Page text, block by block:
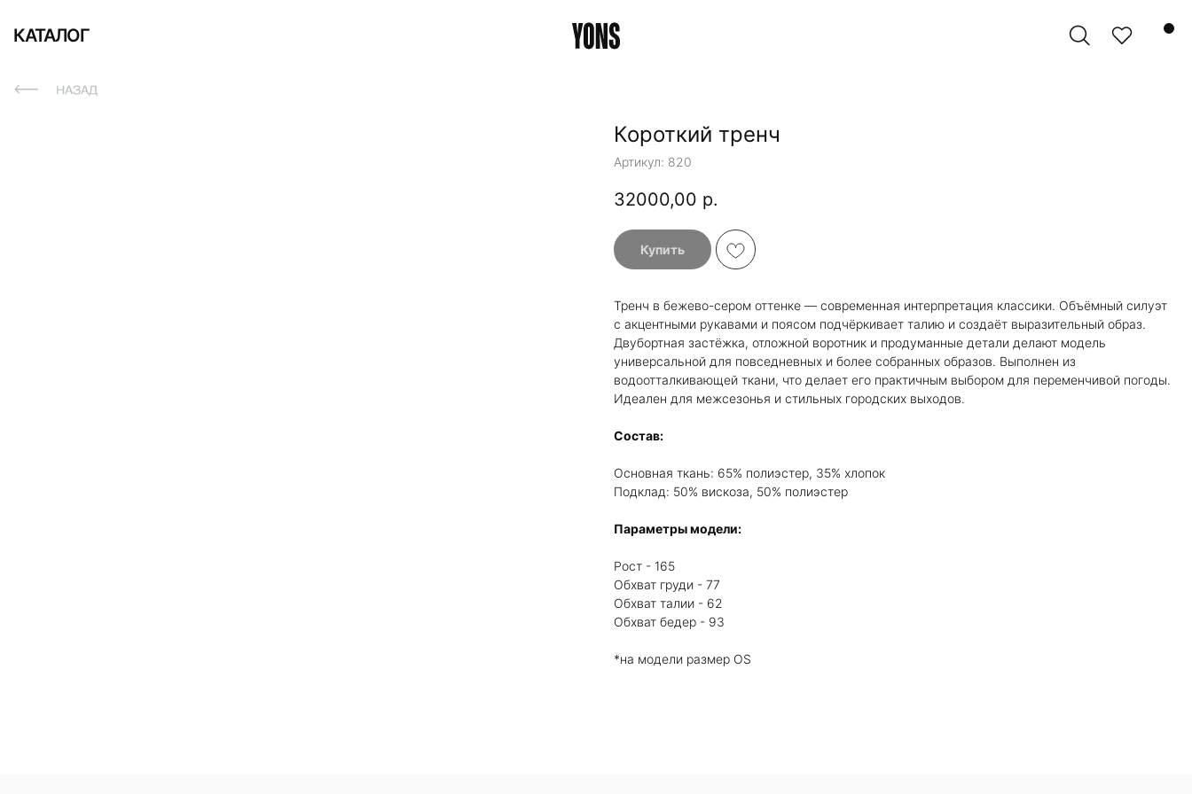
КАТАЛОГ
Короткий тренч
Артикул: 820
32000,00 р.
Купить
Тренч в бежево-сером оттенке — современная интерпретация классики. Объёмный силуэт
с акцентными рукавами и поясом подчёркивает талию и создаёт выразительный образ.
Двубортная застёжка, отложной воротник и продуманные детали делают модель
универсальной для повседневных и более собранных образов. Выполнен из
водоотталкивающей ткани, что делает его практичным выбором для переменчивой погоды.
Идеален для межсезонья и стильных городских выходов.
Состав:
Основная ткань: 65% полиэстер, 35% хлопок
Подклад: 50% вискоза, 50% полиэстер
Параметры модели:
Рост - 165
Обхват груди - 77
Обхват талии - 62
Обхват бедер - 93
*на модели размер OS